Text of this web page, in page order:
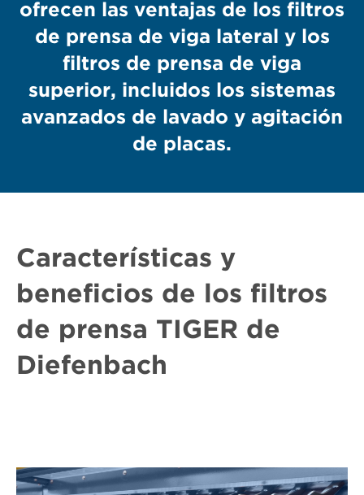
ofrecen las ventajas de los filtros
de prensa de viga lateral y los
filtros de prensa de viga
superior, incluidos los sistemas
avanzados de lavado y agitación
de placas.
Características y
beneficios de los filtros
de prensa TIGER de
Diefenbach